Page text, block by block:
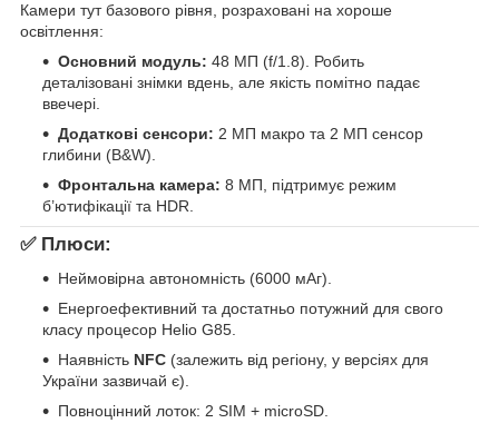
Камери тут базового рівня, розраховані на хороше
освітлення:
Основний модуль: 48 МП (f/1.8). Робить
деталізовані знімки вдень, але якість помітно падає
ввечері.
Додаткові сенсори: 2 МП макро та 2 МП сенсор
глибини (B&W).
Фронтальна камера: 8 МП, підтримує режим
б’ютифікації та HDR.
✅ Плюси:
Неймовірна автономність (6000 мАг).
Енергоефективний та достатньо потужний для свого
класу процесор Helio G85.
Наявність NFC (залежить від регіону, у версіях для
України зазвичай є).
Повноцінний лоток: 2 SIM + microSD.